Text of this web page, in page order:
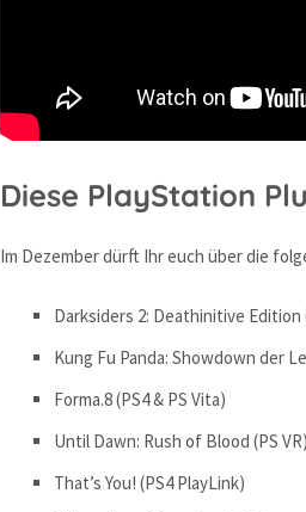
Diese PlayStation
Im Dezember dürft Ihr euch über die
Darksiders 2: Deathinitive Edition
Kung Fu Panda: Showdown der
Forma.8 (PS4 & PS Vita)
Until Dawn: Rush of Blood (PS VR)
That’s You! (PS4 PlayLink)